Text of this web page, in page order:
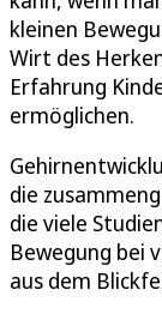
kleinen
Wirt des
Erfahrung
ermöglichen.
die
die viele
Bewegung bei
aus dem